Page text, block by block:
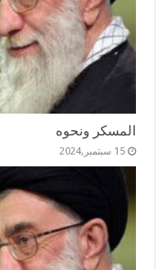
المسكر ونحوه
15 سبتمبر,2024